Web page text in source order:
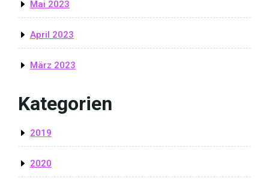
Mai 2023
April 2023
März 2023
Kategorien
2019
2020